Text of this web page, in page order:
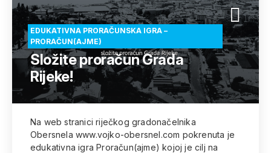
EDUKATIVNA PRORAČUNSKA IGRA –
PRORAČUN(AJME)
Složite proračun Grada
Rijeke!
Na web stranici riječkog gradonačelnika
Obersnela www.vojko-obersnel.com pokrenuta je
edukativna igra Proračun(ajme) kojoj je cilj na